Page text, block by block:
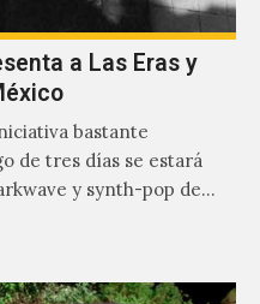
a Las Eras y
bastante
de tres días se estará
y synth-pop de